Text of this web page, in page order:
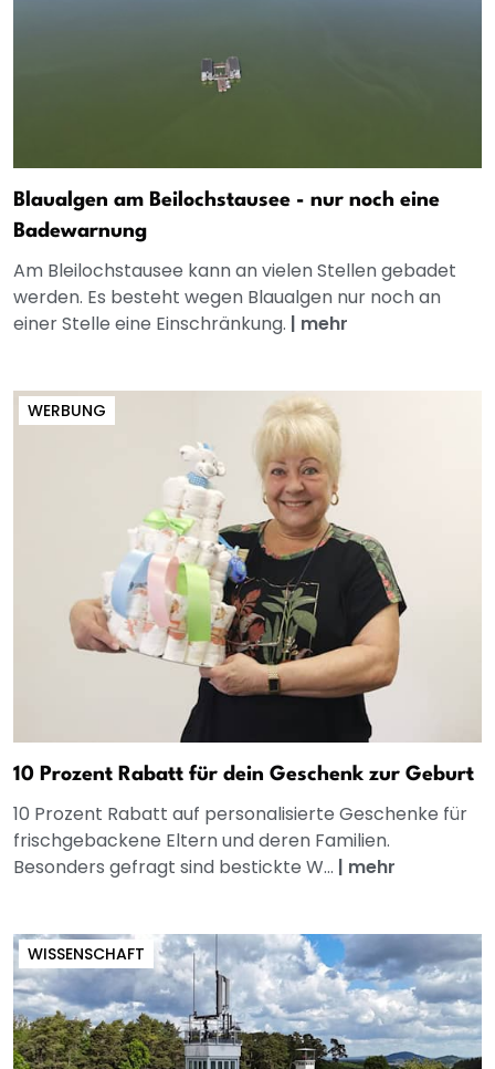
Blaualgen am Beilochstausee - nur noch eine
Badewarnung
Am Bleilochstausee kann an vielen Stellen gebadet
werden. Es besteht wegen Blaualgen nur noch an
einer Stelle eine Einschränkung. | mehr
WERBUNG
10 Prozent Rabatt für dein Geschenk zur Geburt
10 Prozent Rabatt auf personalisierte Geschenke für
frischgebackene Eltern und deren Familien.
Besonders gefragt sind bestickte W... | mehr
WISSENSCHAFT